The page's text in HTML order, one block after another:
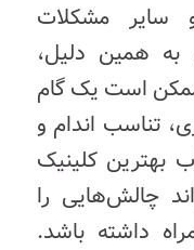
سایر مشکلات
همین دلیل،
است یک گام
تناسب اندام و
بهترین کلینیک
چالش‌هایی را
داشته باشد.